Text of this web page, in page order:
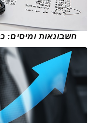
חשבונאות ומיסים: